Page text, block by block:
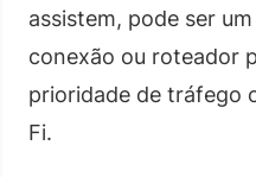
assistem, pode ser
conexão ou roteador
prioridade de tráfego
Fi.